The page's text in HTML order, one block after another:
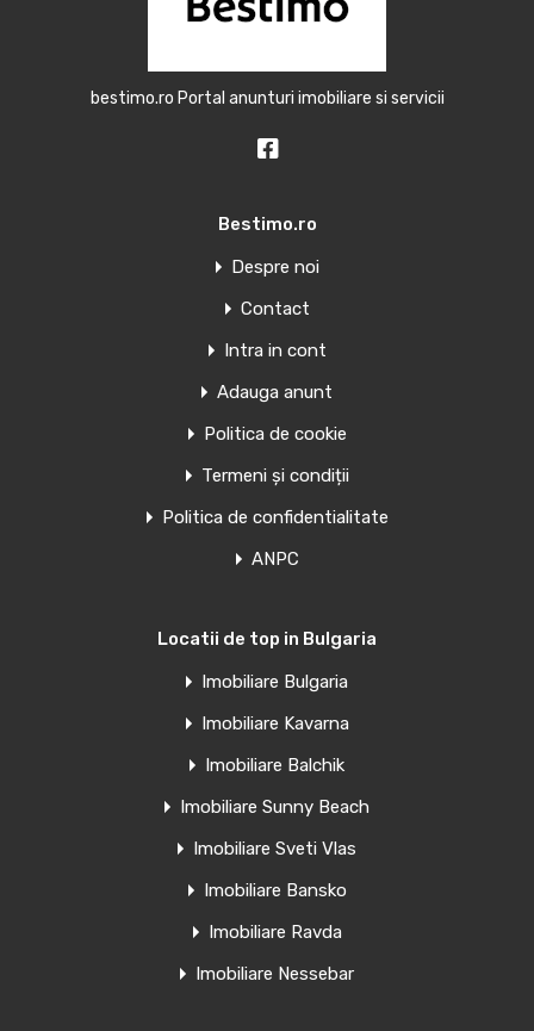
bestimo.ro Portal anunturi imobiliare si servicii
Bestimo.ro
Despre noi
Contact
Intra in cont
Adauga anunt
Politica de cookie
Termeni și condiții
Politica de confidentialitate
ANPC
Locatii de top in Bulgaria
Imobiliare Bulgaria
Imobiliare Kavarna
Imobiliare Balchik
Imobiliare Sunny Beach
Imobiliare Sveti Vlas
Imobiliare Bansko
Imobiliare Ravda
Imobiliare Nessebar